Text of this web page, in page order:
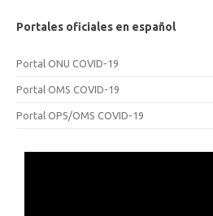
Portales oficiales en español
Portal ONU COVID-19
Portal OMS COVID-19
Portal OPS/OMS COVID-19